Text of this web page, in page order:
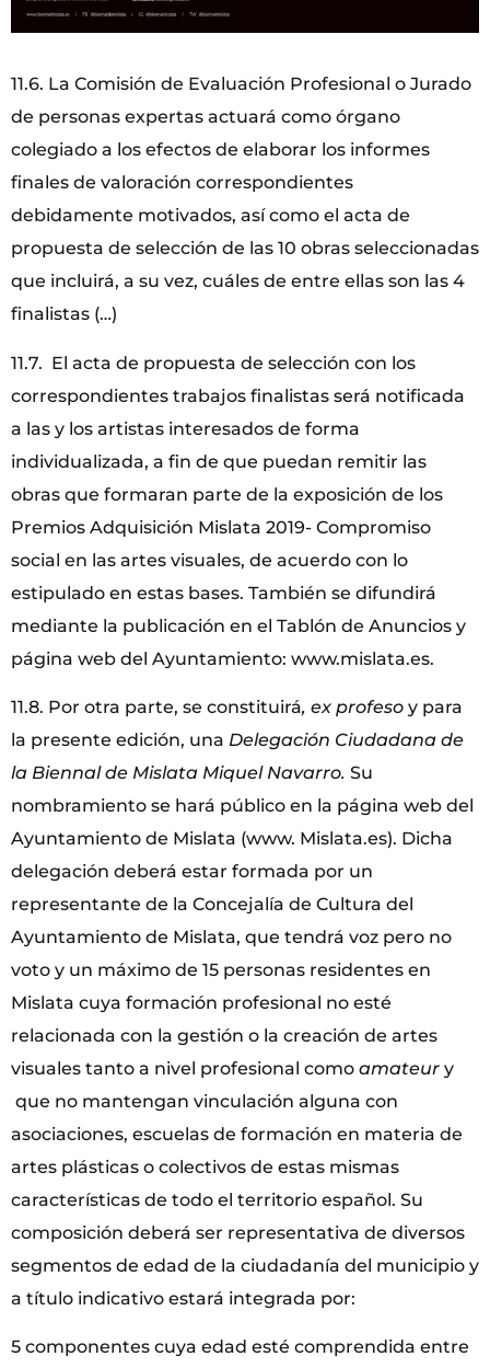
11.6. La Comisión de Evaluación Profesional o Jurado
de personas expertas actuará como órgano
colegiado a los efectos de elaborar los informes
finales de valoración correspondientes
debidamente motivados, así como el acta de
propuesta de selección de las 10 obras seleccionadas
que incluirá, a su vez, cuáles de entre ellas son las 4
finalistas (…)
11.7. El acta de propuesta de selección con los
correspondientes trabajos finalistas será notificada
a las y los artistas interesados de forma
individualizada, a fin de que puedan remitir las
obras que formaran parte de la exposición de los
Premios Adquisición Mislata 2019- Compromiso
social en las artes visuales, de acuerdo con lo
estipulado en estas bases. También se difundirá
mediante la publicación en el Tablón de Anuncios y
página web del Ayuntamiento: www.mislata.es.
11.8. Por otra parte, se constituirá, ex profeso y para
la presente edición, una Delegación Ciudadana de
la Biennal de Mislata Miquel Navarro. Su
nombramiento se hará público en la página web del
Ayuntamiento de Mislata (www. Mislata.es). Dicha
delegación deberá estar formada por un
representante de la Concejalía de Cultura del
Ayuntamiento de Mislata, que tendrá voz pero no
voto y un máximo de 15 personas residentes en
Mislata cuya formación profesional no esté
relacionada con la gestión o la creación de artes
visuales tanto a nivel profesional como amateur y
que no mantengan vinculación alguna con
asociaciones, escuelas de formación en materia de
artes plásticas o colectivos de estas mismas
características de todo el territorio español. Su
composición deberá ser representativa de diversos
segmentos de edad de la ciudadanía del municipio y
a título indicativo estará integrada por:
5 componentes cuya edad esté comprendida entre